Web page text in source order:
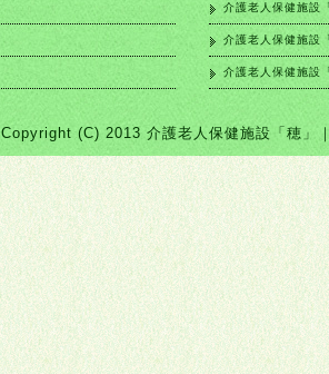
介護老人保健施設
介護老人保健施設
介護老人保健施設
Copyright (C) 2013 介護老人保健施設「穂